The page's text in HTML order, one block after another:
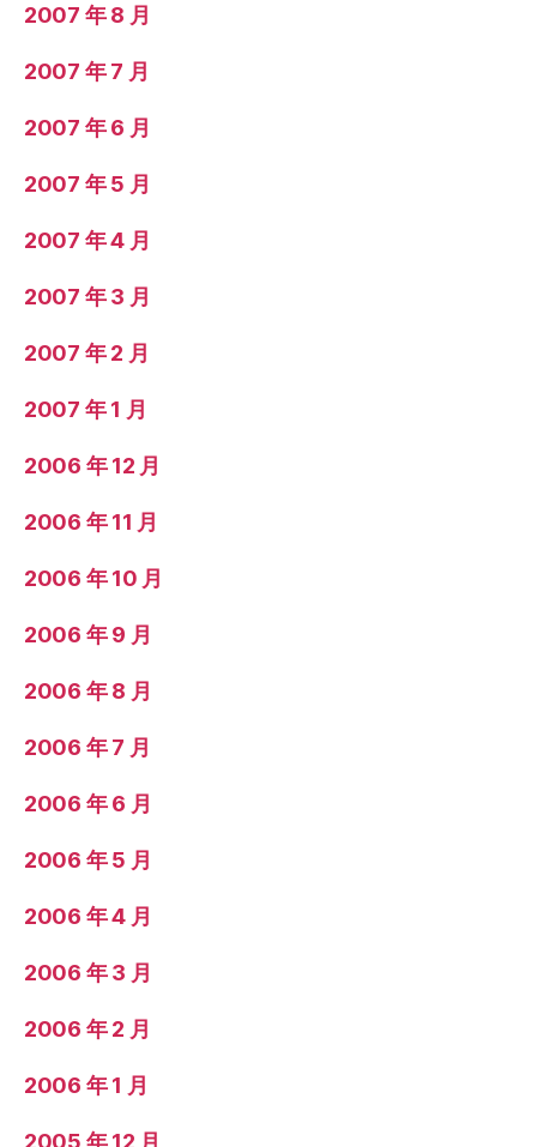
2007 年 8 月
2007 年 7 月
2007 年 6 月
2007 年 5 月
2007 年 4 月
2007 年 3 月
2007 年 2 月
2007 年 1 月
2006 年 12 月
2006 年 11 月
2006 年 10 月
2006 年 9 月
2006 年 8 月
2006 年 7 月
2006 年 6 月
2006 年 5 月
2006 年 4 月
2006 年 3 月
2006 年 2 月
2006 年 1 月
2005 年 12 月